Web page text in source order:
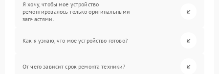
Я хочу, чтобы мое устройство
ремонтировалось только оригинальными
запчастями.
Как я узнаю, что мое устройство готово?
От чего зависит срок ремонта техники?